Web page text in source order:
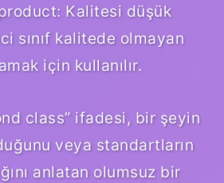
Kalitesi düşük
sınıf kalitede olmayan
için kullanılır.
class” ifadesi, bir şeyin
veya standartların
anlatan olumsuz bir